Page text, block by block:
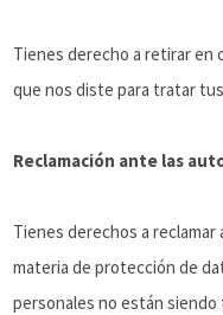
Tienes derecho a retirar en
que nos diste para tratar
Reclamación ante las
Tienes derechos a
materia de protección de
personales no están